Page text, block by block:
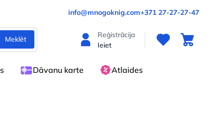
info@mnogoknig.com+371 27-27-27-47
Meklēt
Reģistrācija
Ieiet
Dāvanu karte Atlaides